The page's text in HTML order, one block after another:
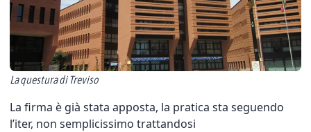
La questura di Treviso
La firma è già stata apposta, la pratica sta seguendo
l’iter, non semplicissimo trattandosi